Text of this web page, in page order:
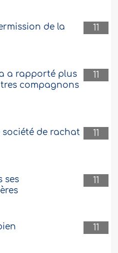
11
de la
11
a rapporté plus
compagnons
11
de rachat
11
ses
11